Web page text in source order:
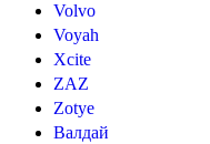
Volvo
Voyah
Xcite
ZAZ
Zotye
Валдай